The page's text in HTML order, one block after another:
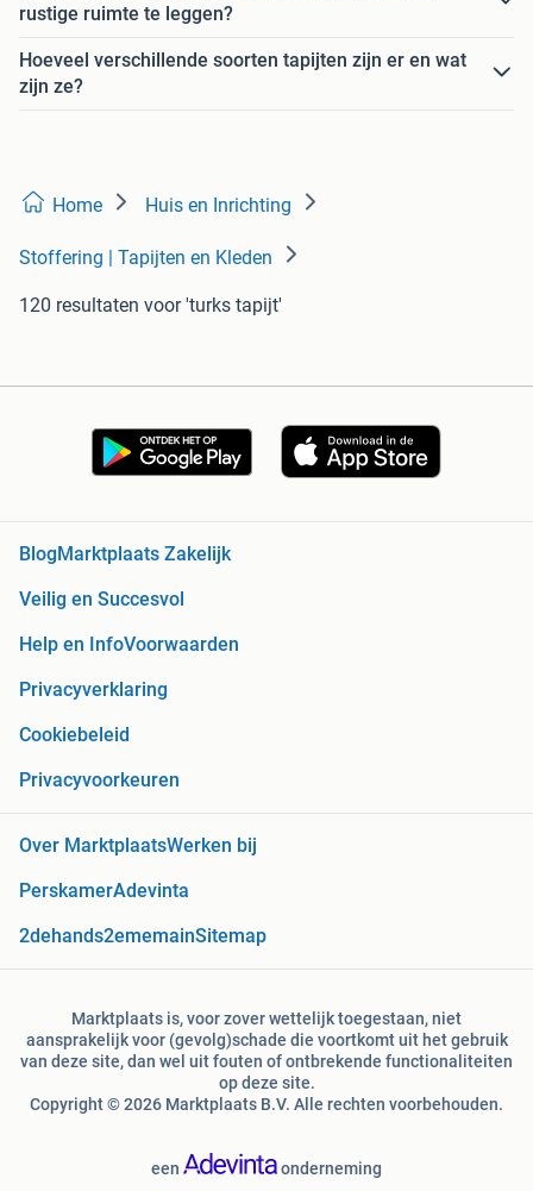
rustige ruimte te leggen?
Hoeveel verschillende soorten tapijten zijn er en wat
zijn ze?
Home Huis en Inrichting
Stoffering | Tapijten en Kleden
120 resultaten voor 'turks tapijt'
BlogMarktplaats Zakelijk
Veilig en Succesvol
Help en InfoVoorwaarden
Privacyverklaring
Cookiebeleid
Privacyvoorkeuren
Over MarktplaatsWerken bij
PerskamerAdevinta
2dehands2ememainSitemap
Marktplaats is, voor zover wettelijk toegestaan, niet
aansprakelijk voor (gevolg)schade die voortkomt uit het gebruik
van deze site, dan wel uit fouten of ontbrekende functionaliteiten
op deze site.
Copyright © 2026 Marktplaats B.V. Alle rechten voorbehouden.
een onderneming